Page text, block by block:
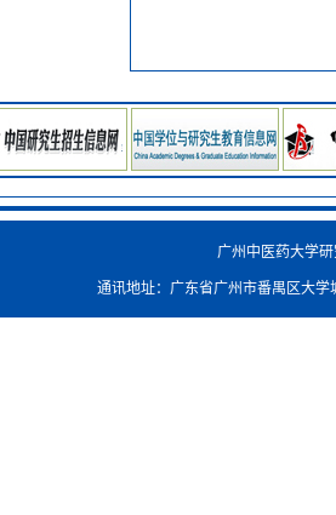
广州中医药大学
通讯地址：广东省广州市番禺区大